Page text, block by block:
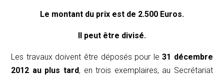
Le montant du prix est de 2.500 Euros.
Il peut être divisé.
Les travaux doivent être déposés pour le31 décembre
2012 au plus tard, en trois exemplaires, au Secrétariat